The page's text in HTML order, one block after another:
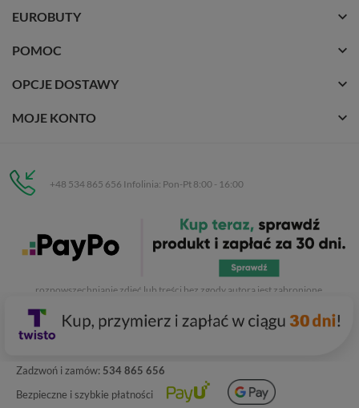
Zadzwoń i zamów: 534 865 656
Bezpieczne i szybkie płatności
EUROBUTY
POMOC
OPCJE DOSTAWY
MOJE KONTO
+48 534 865 656 Infolinia: Pon-Pt 8:00 - 16:00
C.H. Respan, Rejtana 53a/250
35-326 Rzeszów
. Kopiowanie, przetwarzanie,
rozpowszechnianie zdjęć lub treści bez zgody autora jest zabronione.